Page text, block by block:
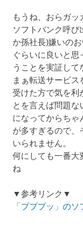
もうね、おらガッ
ソフトバンク呼び
か孫社長)嫌いのお
ぐらいに良いと
うことを実証して
まぁ転送サービス
受けた方で気を利
とを言えば問題
になってからち
が多すぎるので、
いられません。
何にしても一番大
ね
▼参考リンク▼
「プププッ」の